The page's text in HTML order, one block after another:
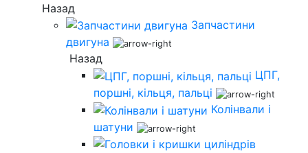
Назад
Запчастини
двигуна
Назад
ЦПГ,
поршні, кільця, пальці
Колінвали і
шатуни